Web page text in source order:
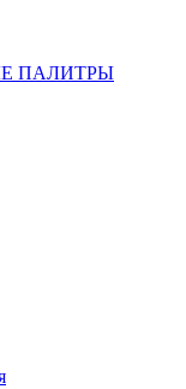
ПАЛИТРЫ